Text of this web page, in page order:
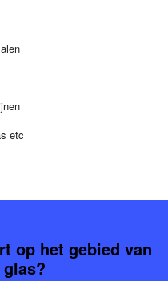
etc
op het gebied van